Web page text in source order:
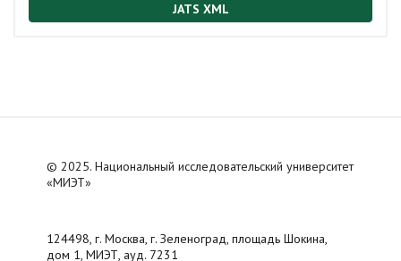
JATS XML
© 2025. Национальный исследовательский университет
«МИЭТ»
124498, г. Москва, г. Зеленоград, площадь Шокина,
дом 1, МИЭТ, ауд. 7231